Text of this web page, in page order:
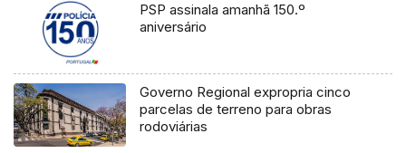
PSP assinala amanhã 150.º
aniversário
Governo Regional expropria cinco
parcelas de terreno para obras
rodoviárias